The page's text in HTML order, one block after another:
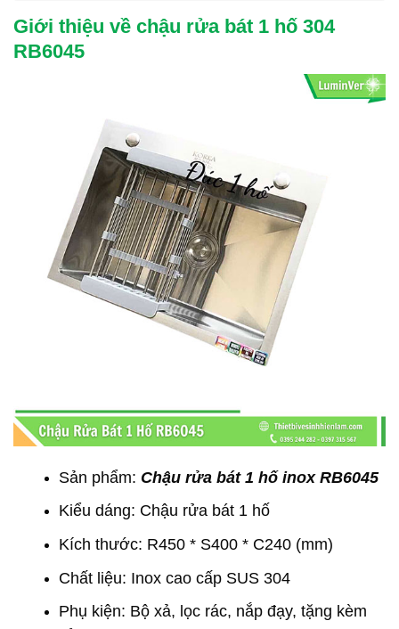
Giới thiệu về chậu rửa bát 1 hố 304
RB6045
Sản phẩm: Chậu rửa bát 1 hố inox RB6045
Kiểu dáng: Chậu rửa bát 1 hố
Kích thước: R450 * S400 * C240 (mm)
Chất liệu: Inox cao cấp SUS 304
Phụ kiện: Bộ xả, lọc rác, nắp đạy, tặng kèm